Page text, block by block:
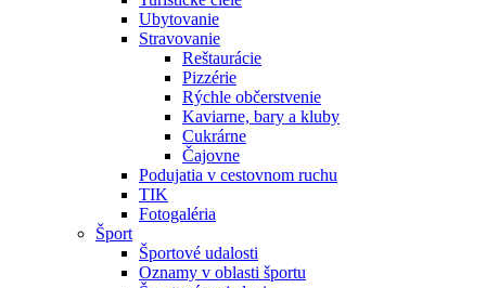
Ubytovanie
Stravovanie
Reštaurácie
Pizzérie
Rýchle občerstvenie
Kaviarne, bary a kluby
Cukrárne
Čajovne
Podujatia v cestovnom ruchu
TIK
Fotogaléria
Šport
Športové udalosti
Oznamy v oblasti športu